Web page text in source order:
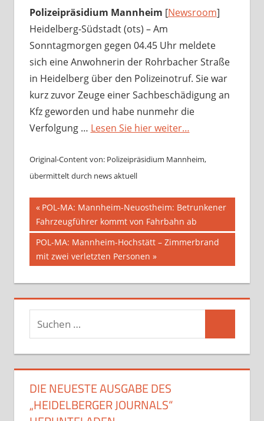
Polizeipräsidium Mannheim [Newsroom]
Heidelberg-Südstadt (ots) – Am
Sonntagmorgen gegen 04.45 Uhr meldete
sich eine Anwohnerin der Rohrbacher Straße
in Heidelberg über den Polizeinotruf. Sie war
kurz zuvor Zeuge einer Sachbeschädigung an
Kfz geworden und habe nunmehr die
Verfolgung … Lesen Sie hier weiter…
Original-Content von: Polizeipräsidium Mannheim,
übermittelt durch news aktuell
Beitragsnavigation
Vorheriger
Beitrag:
POL-MA: Mannheim-Neuostheim: Betrunkener
Fahrzeugführer kommt von Fahrbahn ab
Nächster
Beitrag:
POL-MA: Mannheim-Hochstätt – Zimmerbrand
mit zwei verletzten Personen
Suchen
nach:
DIE NEUESTE AUSGABE DES
„HEIDELBERGER JOURNALS“